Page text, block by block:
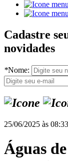
Cadastre
novidades
*Nome:
25/06/2025 às
Águas